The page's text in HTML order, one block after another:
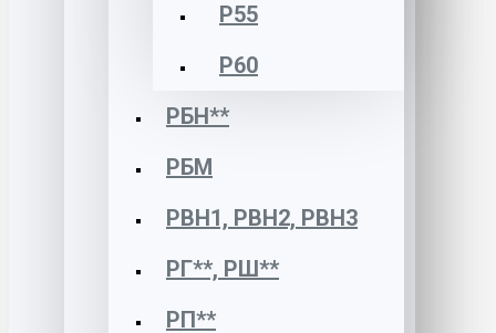
Р55
Р60
РБН**
РБМ
РВН1, РВН2, РВН3
РГ**, РШ**
РП**